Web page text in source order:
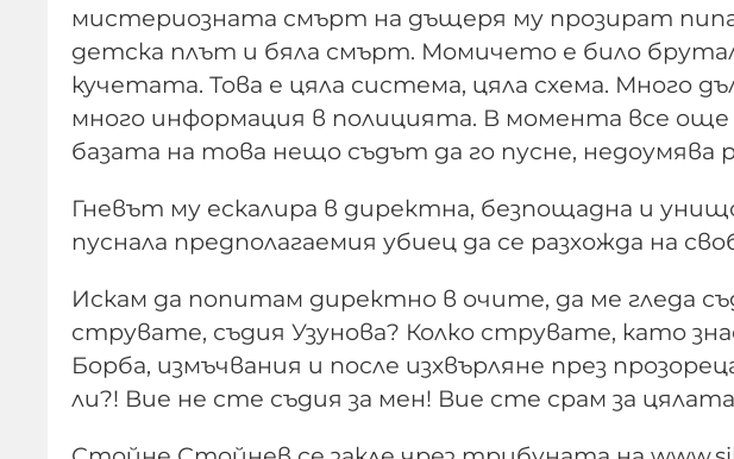
мистериозната смърт на дъщеря му прозират
детска плът и бяла смърт. Момичето е било
кучетата. Това е цяла система, цяла схема. Много
много информация в полицията. В момента все
базата на това нещо съдът да го пусне, недоумява
Гневът му ескалира в директна, безпощадна и
пуснала предполагаемия убиец да се разхожда на
Искам да попитам директно в очите, да ме гледа
струвате, съдия Узунова? Колко струвате, като
Борба, измъчвания и после изхвърляне през
ли?! Вие не сте съдия за мен! Вие сте срам за